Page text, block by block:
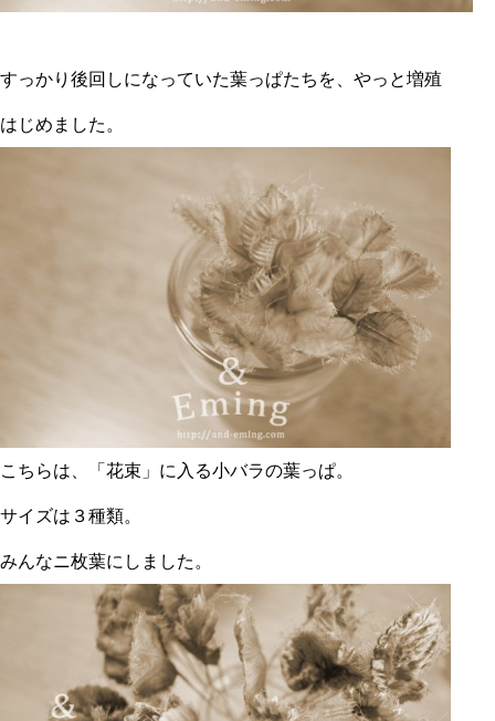
すっかり後回しになっていた葉っぱたちを、やっと増殖
はじめました。
こちらは、「花束」に入る小バラの葉っぱ。
サイズは３種類。
みんなニ枚葉にしました。